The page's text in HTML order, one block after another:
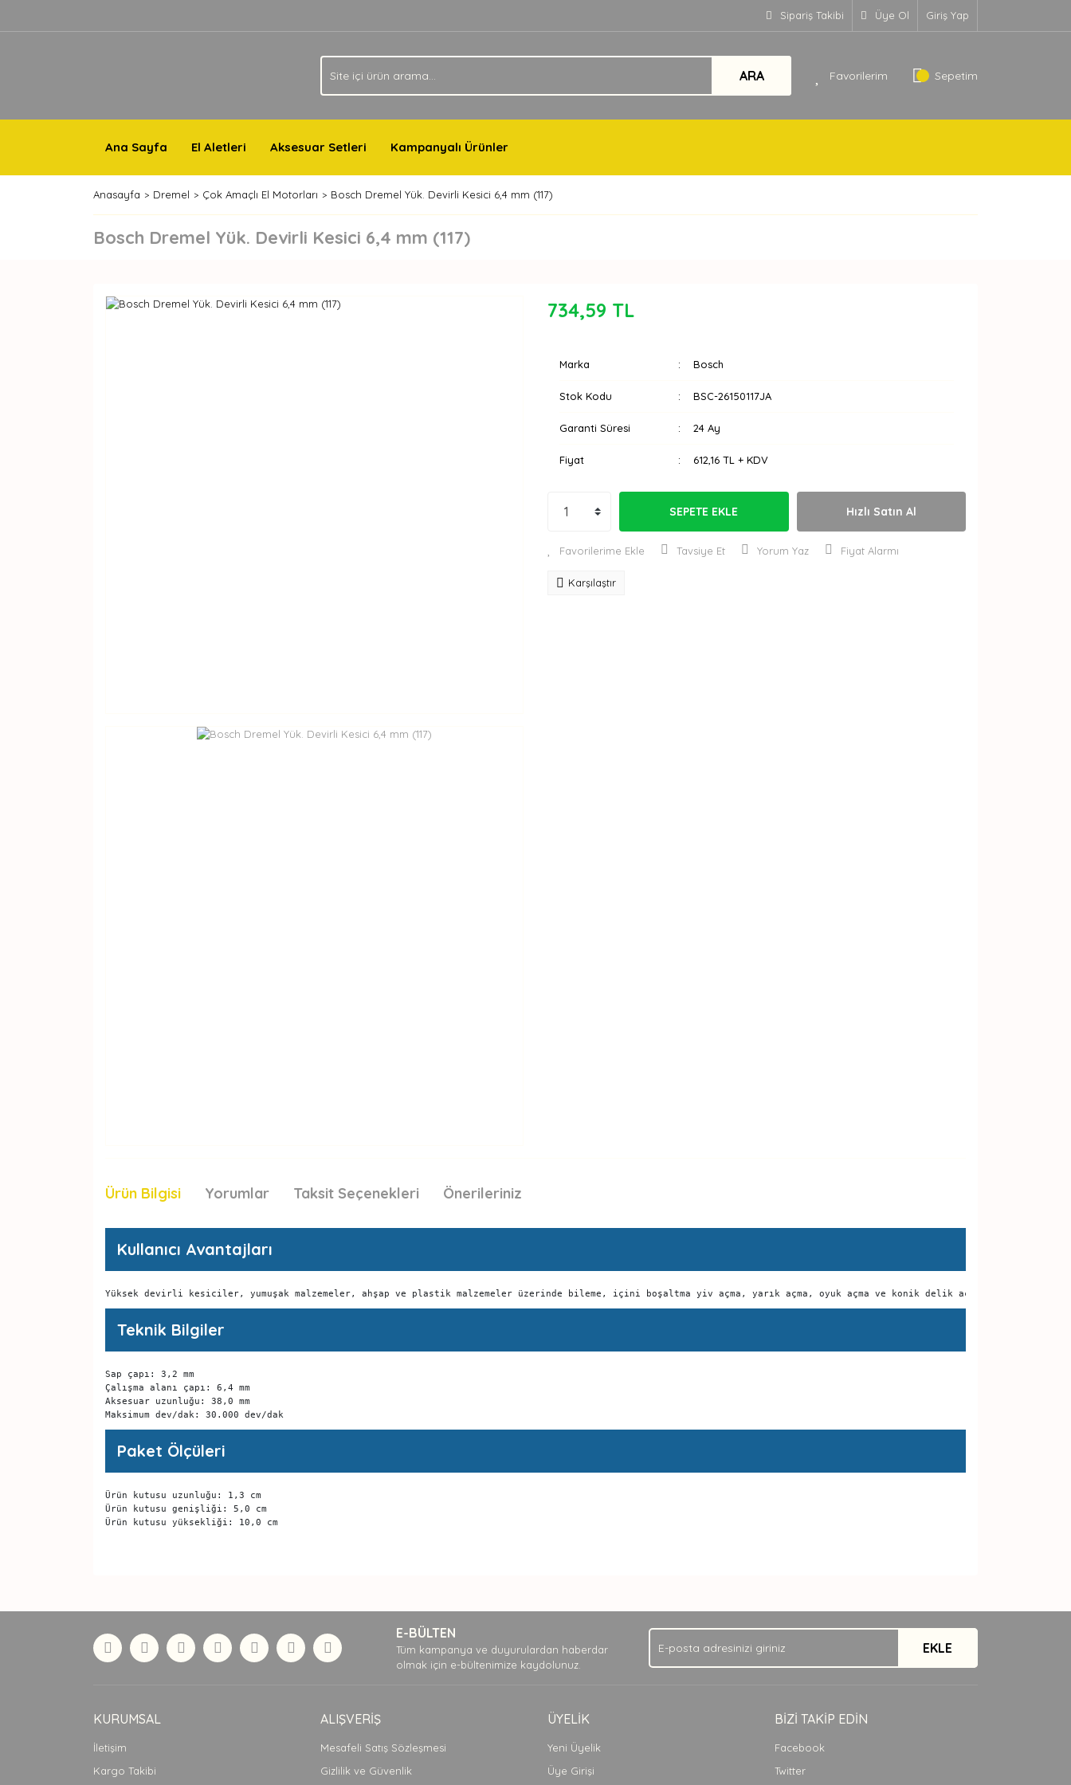
Sipariş Takibi Üye Ol Giriş Yap
ARA Favorilerim Sepetim
Ana Sayfa El Aletleri Aksesuar Setleri Kampanyalı Ürünler
Anasayfa Dremel Çok Amaçlı El Motorları Bosch Dremel Yük. Devirli Kesici 6,4 mm (117)
Bosch Dremel Yük. Devirli Kesici 6,4 mm (117)
734,59 TL
Marka Bosch
Stok Kodu BSC-26150117JA
Garanti Süresi 24 Ay
Fiyat 612,16 TL + KDV
SEPETE EKLE Hızlı Satın Al
Tavsiye Et Yorum Yaz Fiyat Alarmı
Karşılaştır
Ürün Bilgisi Yorumlar Taksit Seçenekleri Önerileriniz
Kullanıcı Avantajları
Yüksek devirli kesiciler, yumuşak malzemeler, ahşap ve plastik malzemeler üzerinde bileme, içini boşaltma yiv açma, yarık açma, oyuk açma ve konik delik açma işleri için
Teknik Bilgiler
Sap çapı: 3,2 mm
Çalışma alanı çapı: 6,4 mm
Aksesuar uzunluğu: 38,0 mm
Maksimum dev/dak: 30.000 dev/dak
Paket Ölçüleri
Ürün kutusu uzunluğu: 1,3 cm
Ürün kutusu genişliği: 5,0 cm
Ürün kutusu yüksekliği: 10,0 cm
Ürün açıklamasında eksik bilgiler bulunuyor.
Bu ürüne benzer farklı alternatifler olmalı.
E-BÜLTEN
Tüm kampanya ve duyurulardan haberdar
olmak için e-bültenimize kaydolunuz.
EKLE
KURUMSAL
İletişim
Kargo Takibi
ALIŞVERİŞ
Mesafeli Satış Sözleşmesi
Gizlilik ve Güvenlik
ÜYELİK
Yeni Üyelik
Üye Girişi
BİZİ TAKİP EDİN
Facebook
Twitter